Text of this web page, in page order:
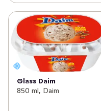
Glass Daim
850 ml, Daim